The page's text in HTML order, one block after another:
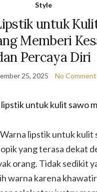
Style
untuk
Memberi
Percaya Diri
25, 2025 No
lipstik untuk kulit
yang terasa dekat
orang. Tidak sedikit
warna karena